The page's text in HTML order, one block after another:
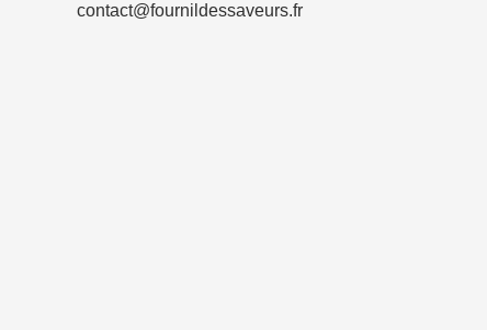
contact@fournildessaveurs.fr